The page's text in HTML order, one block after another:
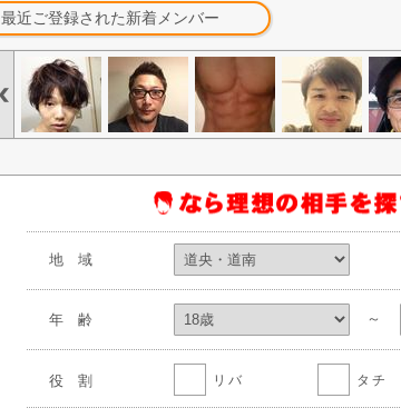
最近ご登録された新着メンバー
地域
年齢 ～
役割 リバ タチ